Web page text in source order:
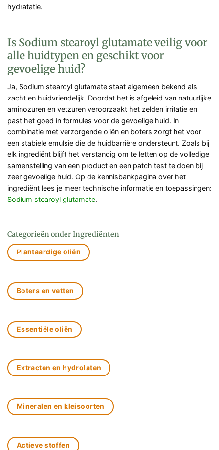
hydratatie.
Is Sodium stearoyl glutamate veilig voor
alle huidtypen en geschikt voor
gevoelige huid?
Ja, Sodium stearoyl glutamate staat algemeen bekend als
zacht en huidvriendelijk. Doordat het is afgeleid van natuurlijke
aminozuren en vetzuren veroorzaakt het zelden irritatie en
past het goed in formules voor de gevoelige huid. In
combinatie met verzorgende oliën en boters zorgt het voor
een stabiele emulsie die de huidbarrière ondersteunt. Zoals bij
elk ingrediënt blijft het verstandig om te letten op de volledige
samenstelling van een product en een patch test te doen bij
zeer gevoelige huid. Op de kennisbankpagina over het
ingrediënt lees je meer technische informatie en toepassingen:
Sodium stearoyl glutamate.
Categorieën onder Ingrediënten
Plantaardige oliën
Boters en vetten
Essentiële oliën
Extracten en hydrolaten
Mineralen en kleisoorten
Actieve stoffen